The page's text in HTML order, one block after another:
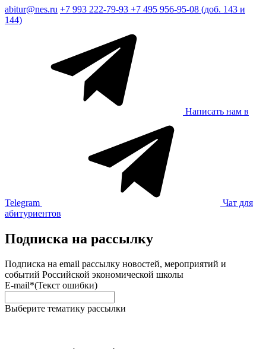
abitur@nes.ru +7 993 222-79-93 +7 495 956-95-08 (доб. 143 и
144)
Написать нам в
Telegram
Чат для
абитуриентов
Подписка на рассылку
Подписка на email рассылку новостей, мероприятий и
событий Российской экономической школы
E-mail*(Текст ошибки)
Выберите тематику рассылки